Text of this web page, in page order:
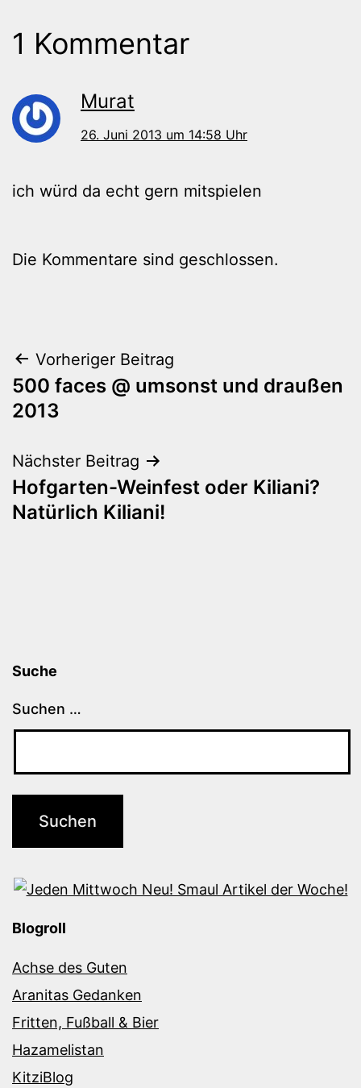
1 Kommentar
Murat
26. Juni 2013 um 14:58 Uhr
ich würd da echt gern mitspielen
Die Kommentare sind geschlossen.
Beitragsnavigation
Vorheriger Beitrag
500 faces @ umsonst und draußen
2013
Nächster Beitrag
Hofgarten-Weinfest oder Kiliani?
Natürlich Kiliani!
Suche
Suchen …
Blogroll
Achse des Guten
Aranitas Gedanken
Fritten, Fußball & Bier
Hazamelistan
KitziBlog